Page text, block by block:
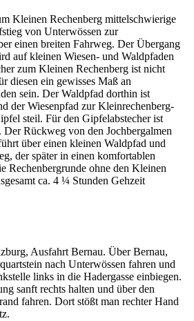
Kleinen Rechenberg mittelschwierige
von Unterwössen zur
einen breiten Fahrweg. Der Übergang
auf kleinen Wiesen- und Waldpfaden
zum Kleinen Rechenberg ist nicht
diesen ein gewisses Maß an
sein. Der Waldpfad dorthin ist
der Wiesenpfad zur Kleinrechenberg-
steil. Für den Gipfelabstecher ist
Rückweg von den Jochbergalmen
über einen kleinen Waldpfad und
der später in einen komfortablen
Rechenbergrunde ohne den Kleinen
ca. 4 ¼ Stunden Gehzeit
Ausfahrt Bernau. Über Bernau,
nach Unterwössen fahren und
links in die Hadergasse einbiegen.
sanft rechts halten und über den
fahren. Dort stößt man rechter Hand